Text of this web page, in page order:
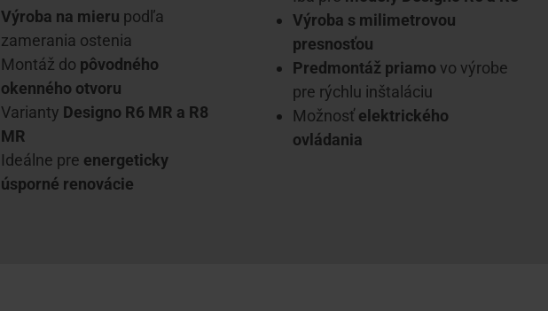
Výroba na mieru podľa
zamerania ostenia
Montáž do pôvodného
okenného otvoru
Varianty Designo R6 MR a R8
MR
Ideálne pre energeticky
úsporné renovácie
Výroba s milimetrovou
presnosťou
Predmontáž priamo vo výrobe
pre rýchlu inštaláciu
Možnosť elektrického
ovládania